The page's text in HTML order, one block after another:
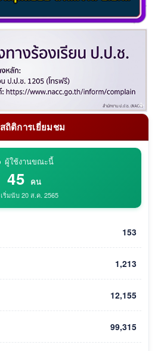
สถิติการเยี่ยมชม
ผู้ใช้งานขณะนี้
45 คน
เริ่มนับ 20 ส.ค. 2565
153
1,213
12,155
99,315